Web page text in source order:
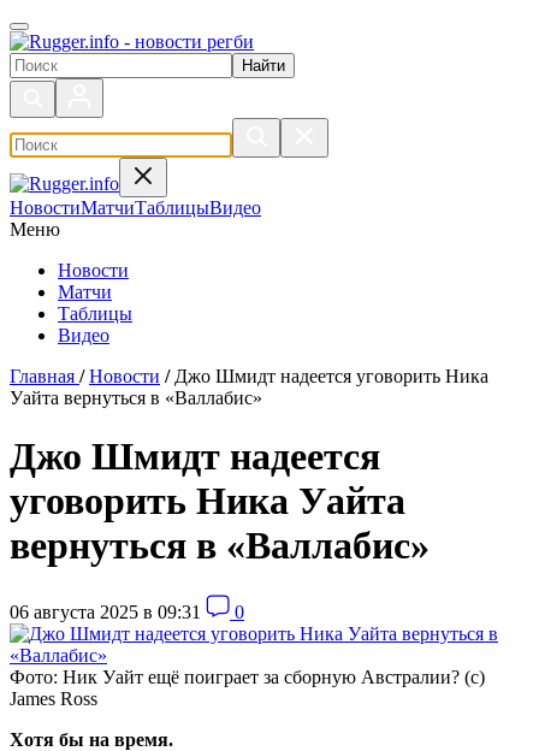
Поиск по сайту
НовостиМатчиТаблицыВидео
Меню
Новости
Матчи
Таблицы
Видео
Главная / Новости / Джо Шмидт надеется уговорить Ника
Уайта вернуться в «Валлабис»
Джо Шмидт надеется
уговорить Ника Уайта
вернуться в «Валлабис»
06 августа 2025 в 09:31 0
Фото: Ник Уайт ещё поиграет за сборную Австралии? (c)
James Ross
Хотя бы на время.